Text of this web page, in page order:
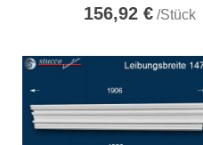
156,92 € /Stück